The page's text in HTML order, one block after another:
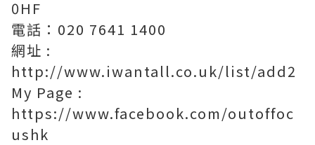
0HF
電話：020 7641 1400
網址 :
http://www.iwantall.co.uk/list/add2
My Page :
https://www.facebook.com/outoffoc
ushk